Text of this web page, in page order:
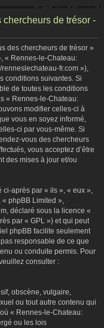
de trésor -
des chercheurs de trésor »
« Rennes-le-Chateau:
fr.com »),
conditions suivantes. Si
de toutes les conditions
« Rennes-le-Chateau:
modifier celles-ci à
vous en soyez informé,
ci par vous-même. Si
vous des chercheurs
vous acceptez d’être
des mises à jour et/ou
ci-après par « ils », « eux »,
phpBB Limited »,
déclaré sous la licence «
par « GPL ») et qui peut
phpBB facilite seulement
responsable de ce que
ou conduite permis. Pour
consulter :
obscène, vulgaire,
ou tout autre contenu qui
« Rennes-le-Chateau:
ou les lois